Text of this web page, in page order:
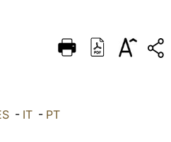
DEUTSCH
- IT- PT